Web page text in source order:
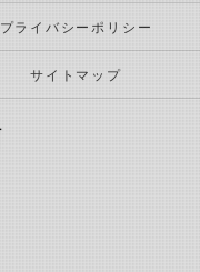
プライバシーポリシー
サイトマップ